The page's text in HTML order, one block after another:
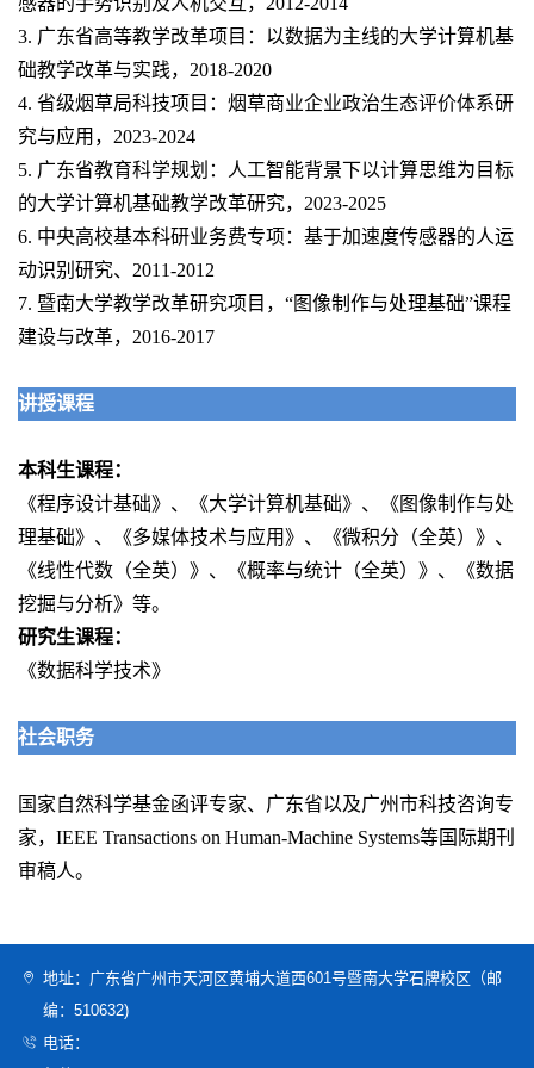
3. 广东省高等教学改革项目：以数据为主线的大学计算机基
础教学改革与实践，2018-2020
4. 省级烟草局科技项目：烟草商业企业政治生态评价体系研
究与应用，2023-2024
5. 广东省教育科学规划：人工智能背景下以计算思维为目标
的大学计算机基础教学改革研究，2023-2025
6. 中央高校基本科研业务费专项：基于加速度传感器的人运
动识别研究、2011-2012
7. 暨南大学教学改革研究项目，“图像制作与处理基础”课程
建设与改革，2016-2017
讲授课程
本科生课程：
《程序设计基础》、《大学计算机基础》、《图像制作与处
理基础》、《多媒体技术与应用》、《微积分（全英）》、
《线性代数（全英）》、《概率与统计（全英）》、《数据
挖掘与分析》等。
研究生课程：
《数据科学技术》
社会职务
国家自然科学基金函评专家、广东省以及广州市科技咨询专
家，IEEE Transactions on Human-Machine Systems等国际期刊
审稿人。
地址：广东省广州市天河区黄埔大道西601号暨南大学石牌校区（邮
编：510632)
电话：